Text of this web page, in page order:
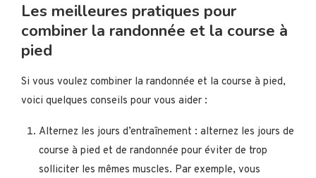
Les meilleures pratiques pour
combiner la randonnée et la course à
pied
Si vous voulez combiner la randonnée et la course à pied,
voici quelques conseils pour vous aider :
Alternez les jours d’entraînement : alternez les jours de
course à pied et de randonnée pour éviter de trop
solliciter les mêmes muscles. Par exemple, vous